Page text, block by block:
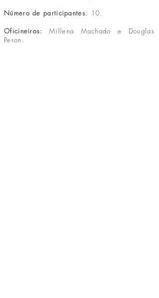
Número de participantes: 10.
Oficineiros:Millena Machado e Douglas
Peron.